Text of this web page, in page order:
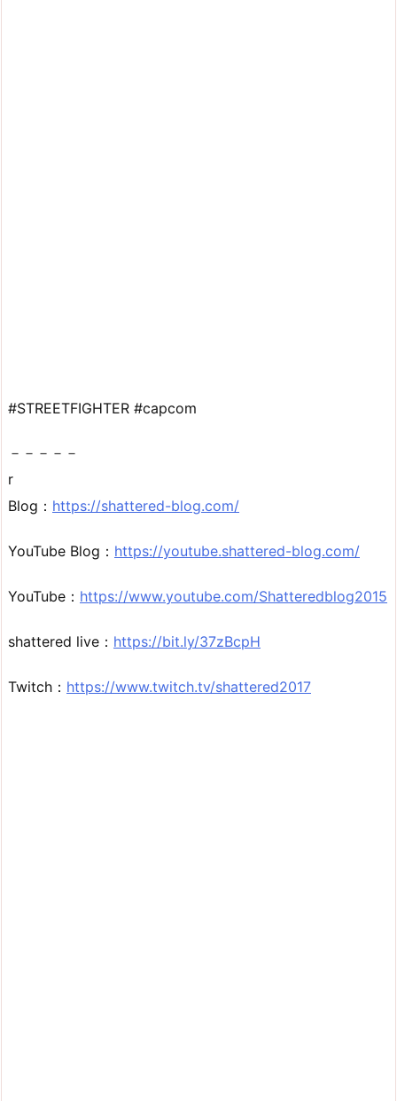
#STREETFIGHTER #capcom
－－－－－
r
Blog： https://shattered-blog.com/
YouTube Blog： https://youtube.shattered-blog.com/
YouTube： https://www.youtube.com/Shatteredblog2015
shattered live： https://bit.ly/37zBcpH
Twitch： https://www.twitch.tv/shattered2017